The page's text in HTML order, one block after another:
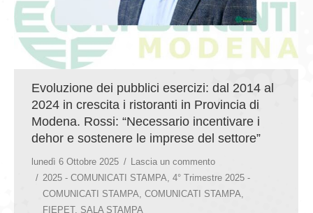
Evoluzione dei pubblici esercizi: dal 2014 al
2024 in crescita i ristoranti in Provincia di
Modena. Rossi: “Necessario incentivare i
dehor e sostenere le imprese del settore”
lunedì 6 Ottobre 2025
Lascia un commento
2025 - COMUNICATI STAMPA, 4° Trimestre 2025 -
COMUNICATI STAMPA, COMUNICATI STAMPA,
FIEPET, SALA STAMPA